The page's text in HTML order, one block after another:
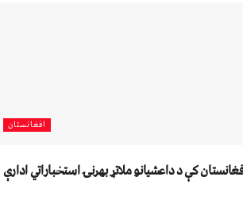
افغانستان
کې د داعشیانو ملاتړ بهرنۍ استخباراتي ادارې